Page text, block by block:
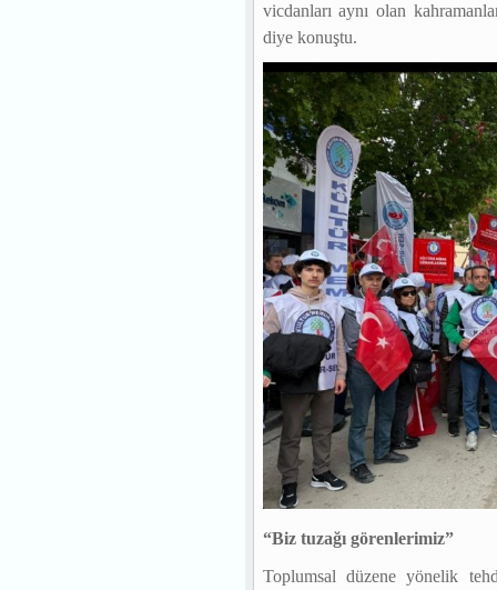
vicdanları aynı olan
diye konuştu.
“Biz tuzağı görenlerimiz”
Toplumsal düzene yönelik